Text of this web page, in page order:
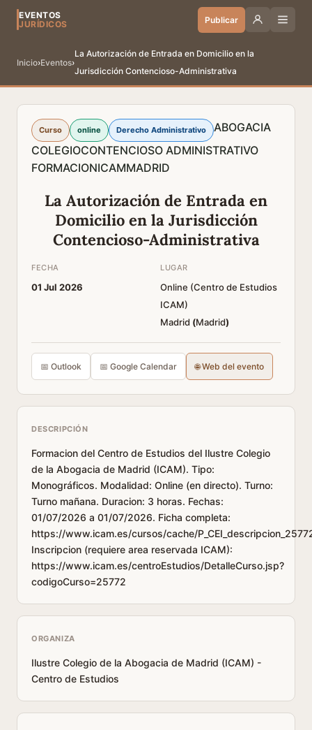
EVENTOS
JURÍDICOS
Publicar
Inicio›Eventos›
La Autorización de Entrada en Domicilio en la
Jurisdicción Contencioso-Administrativa
Curso online Derecho Administrativo
ABOGACIA
COLEGIOCONTENCIOSO ADMINISTRATIVO
FORMACIONICAMMADRID
La Autorización de Entrada en
Domicilio en la Jurisdicción
Contencioso-Administrativa
FECHA
01 Jul 2026
LUGAR
Online (Centro de Estudios
ICAM)
Madrid (Madrid)
📅 Outlook 📅 Google Calendar 🌐 Web del evento
DESCRIPCIÓN
Formacion del Centro de Estudios del Ilustre Colegio
de la Abogacia de Madrid (ICAM). Tipo:
Monográficos. Modalidad: Online (en directo). Turno:
Turno mañana. Duracion: 3 horas. Fechas:
01/07/2026 a 01/07/2026. Ficha completa:
https://www.icam.es/cursos/cache/
Inscripcion (requiere area reservada ICAM):
https://www.icam.es/centroEstudios/DetalleCurso.jsp?
codigoCurso=25772
ORGANIZA
Ilustre Colegio de la Abogacia de Madrid (ICAM) -
Centro de Estudios